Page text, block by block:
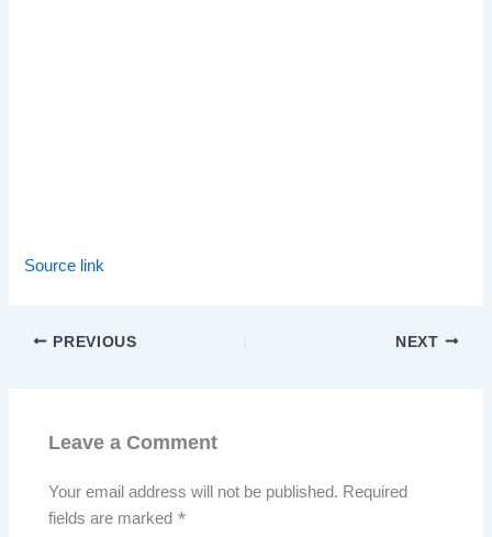
Source link
PREVIOUS NEXT
Leave a Comment
Your email address will not be published. Required
fields are marked *